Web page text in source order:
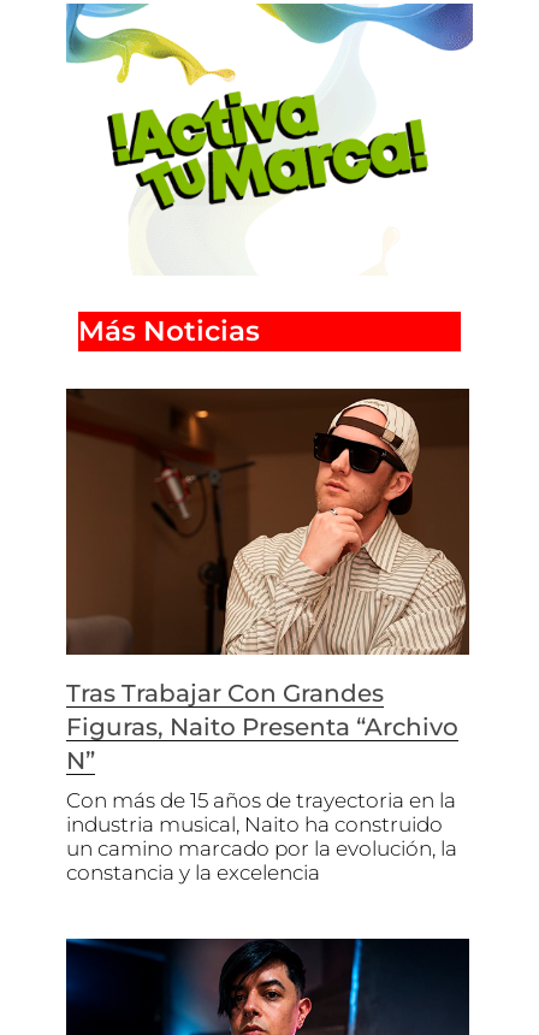
Más Noticias
Tras Trabajar Con Grandes
Figuras, Naito Presenta “Archivo
N”
Con más de 15 años de trayectoria en la
industria musical, Naito ha construido
un camino marcado por la evolución, la
constancia y la excelencia